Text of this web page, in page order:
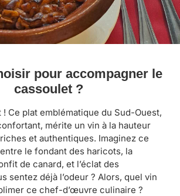
pour accompagner le
cassoulet ?
! Ce plat emblématique du Sud-Ouest,
mérite un vin à la hauteur
et authentiques. Imaginez ce
le fondant des haricots, la
de canard, et l’éclat des
sentez déjà l’odeur ? Alors, quel vin
ce chef-d’œuvre culinaire ?